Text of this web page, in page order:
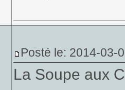
Posté le: 2014-03-
La Soupe aux